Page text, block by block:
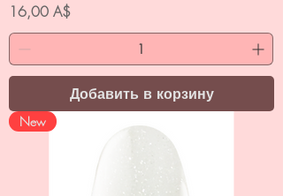
Цена
16,00 A$
Добавить в корзину
New